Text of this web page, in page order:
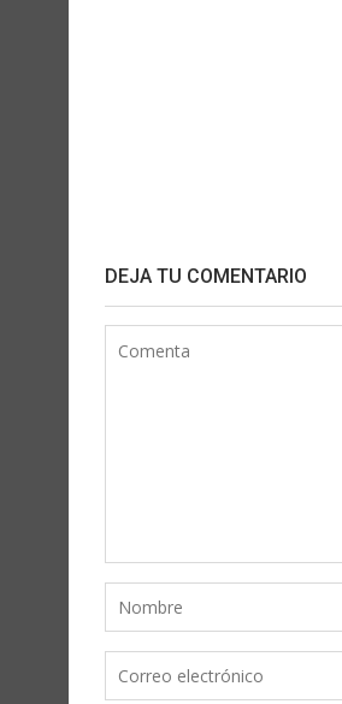
DEJA TU COMENTARIO